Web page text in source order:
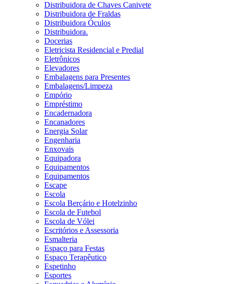
Distribuidora de Chaves Canivete
Distribuidora de Fraldas
Distribuidora Óculos
Distribuidora.
Docerias
Eletricista Residencial e Predial
Eletrônicos
Elevadores
Embalagens para Presentes
Embalagens/Limpeza
Empório
Empréstimo
Encadernadora
Encanadores
Energia Solar
Engenharia
Enxovais
Equipadora
Equipamentos
Equipamentos
Escape
Escola
Escola Berçário e Hotelzinho
Escola de Futebol
Escola de Vólei
Escritórios e Assessoria
Esmalteria
Espaço para Festas
Espaço Terapêutico
Espetinho
Esportes